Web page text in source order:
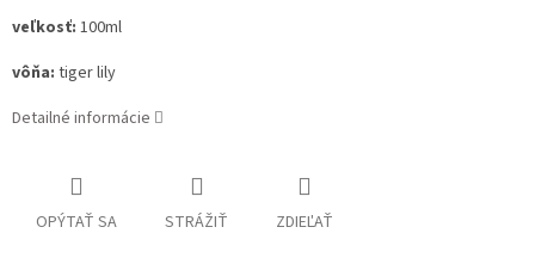
veľkosť: 100ml
vôňa: tiger lily
Detailné informácie
OPÝTAŤ SA STRÁŽIŤ ZDIEĽAŤ